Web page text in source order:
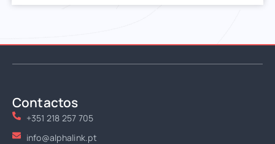
Contactos
+351 218 257 705
info@alphalink.pt